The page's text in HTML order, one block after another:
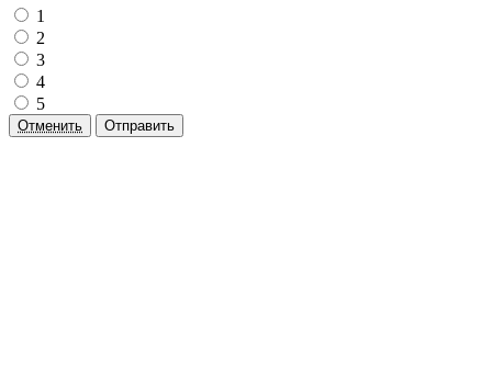
1
2
3
4
5
Отменить Отправить